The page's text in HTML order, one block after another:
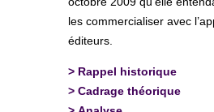
les commercialiser avec
éditeurs.
> Rappel historique
> Cadrage théorique